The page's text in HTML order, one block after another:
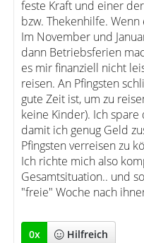
feste Kraft und einer
bzw. Thekenhilfe.
Im November und
dann Betriebsferien
es mir finanziell nicht
reisen. An Pfingsten
gute Zeit ist, um zu
keine Kinder). Ich spare
damit ich genug Geld
Pfingsten verreisen zu
Ich richte mich also
Gesamtsituation.. und
"freie" Woche nach
0x Hilfreich